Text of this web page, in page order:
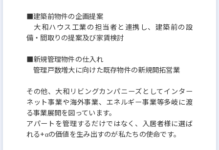
■建築前物件の企画提案
大和ハウス工業の担当者と連携し、建築前の設
備・間取りの提案及び家賃検討
■新規管理物件の仕入れ
管理戸数増大に向けた既存物件の新規開拓営業
その他、大和リビングカンパニーズとしてインター
ネット事業や海外事業、エネルギー事業等多岐に渡
る事業展開を図っています。
アパートを管理するだけではなく、入居者様に選ば
れる+αの価値を生み出すのが私たちの使命です。